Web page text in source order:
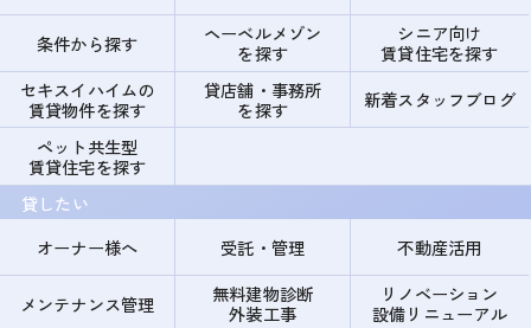
条件から探す
ヘーベルメゾン
を探す
シニア向け
賃貸住宅を探す
セキスイハイムの
賃貸物件を探す
貸店舗・事務所
を探す
新着スタッフブログ
ペット共生型
賃貸住宅を探す
貸したい
オーナー様へ
受託・管理 不動産活用
メンテナンス管理
無料建物診断
外装工事
リノベーション
設備リニューアル